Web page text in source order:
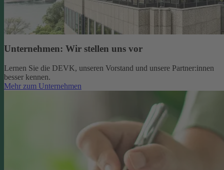
Unternehmen: Wir stellen uns vor
Lernen Sie die DEVK, unseren Vorstand und unsere Partner:innen
besser kennen.
Mehr zum Unternehmen